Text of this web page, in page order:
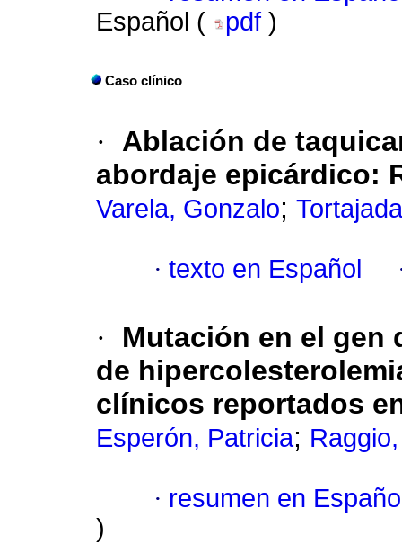
Español (
pdf )
Caso clínico
·
Ablación de
abordaje epicárdico:
Varela, Gonzalo;
· texto en Español
·
Mutación en el gen
de
clínicos reportados
Esperón, Patricia;
· resumen en
)